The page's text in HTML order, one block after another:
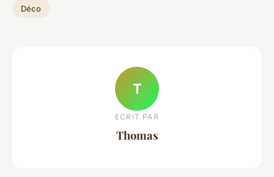
Déco
T
ECRIT PAR
Thomas